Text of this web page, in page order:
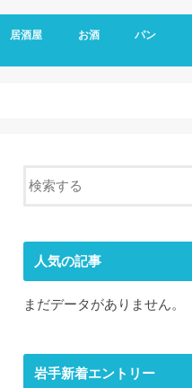
居酒屋 お酒 パン
人気の記事
まだデータがありません。
岩手新着エントリー